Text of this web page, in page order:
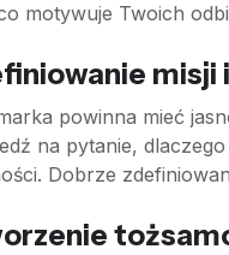
motywuje Twoich
misji
powinna mieć
na pytanie,
Dobrze